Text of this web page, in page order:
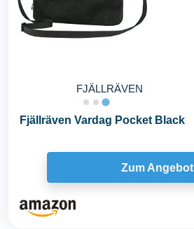
FJÄLLRÄVEN
Fjällräven Vardag Pocket Black
Zum Angebot